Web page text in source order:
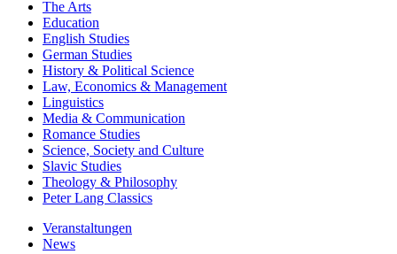
The Arts
Education
English Studies
German Studies
History & Political Science
Law, Economics & Management
Linguistics
Media & Communication
Romance Studies
Science, Society and Culture
Slavic Studies
Theology & Philosophy
Peter Lang Classics
Veranstaltungen
News